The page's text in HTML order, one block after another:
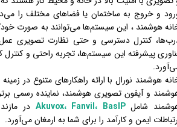
و خروج به ساختمان یا فضاهای مختلف را
هوشمند ، این سیستم‌ها می‌توانند به صورت
کنترل دسترسی و حتی نظارت تصویری
پیشرفته این سیستم‌ها، تجربه راحتی و کنترل
هوشمند نورال با ارائه راهکارهای متنوع در
و آیفون تصویری هوشمند، نماینده رسمی
شاملAkuvox، Fanvil، BasIP در
ایمن و کارآمد را برای شما به ارمغان می‌آورد.